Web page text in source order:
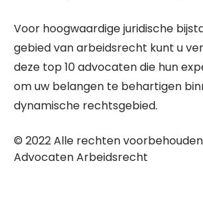
Voor hoogwaardige juridische
gebied van arbeidsrecht kunt u
deze top 10 advocaten die hun
om uw belangen te behartigen
dynamische rechtsgebied.
© 2022 Alle rechten voorbehouden
Advocaten Arbeidsrecht